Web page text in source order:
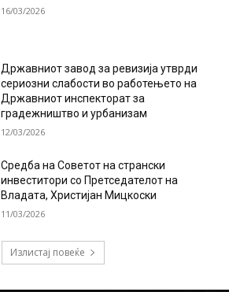
16/03/2026
Државниот завод за ревизија утврди
сериозни слабости во работењето на
Државниот инспекторат за
градежништво и урбанизам
12/03/2026
Средба на Советот на странски
инвеститори со Претседателот на
Владата, Христијан Мицкоски
11/03/2026
Излистај повеќе